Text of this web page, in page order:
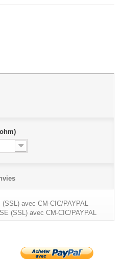
avec CM-CIC/PAYPAL